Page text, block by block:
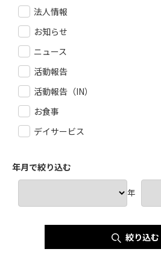
法人情報
お知らせ
ニュース
活動報告
活動報告（IN）
お食事
デイサービス
年月で絞り込む
年
絞り込む